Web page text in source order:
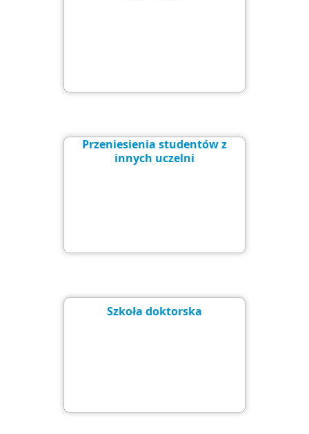
Przeniesienia studentów z
innych uczelni
Szkoła doktorska